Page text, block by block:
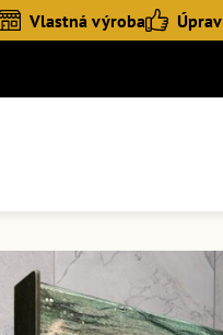
Vlastná výroba